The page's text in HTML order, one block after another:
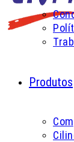
Produtos